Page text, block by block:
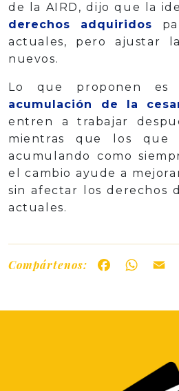
de la AIRD, dijo que la
derechos adquiridos
actuales, pero ajustar
nuevos.
Lo que proponen
acumulación de la
entren a trabajar
mientras que los que
acumulando como
el cambio ayude a
sin afectar los derechos
actuales.
Compártenos: Facebook